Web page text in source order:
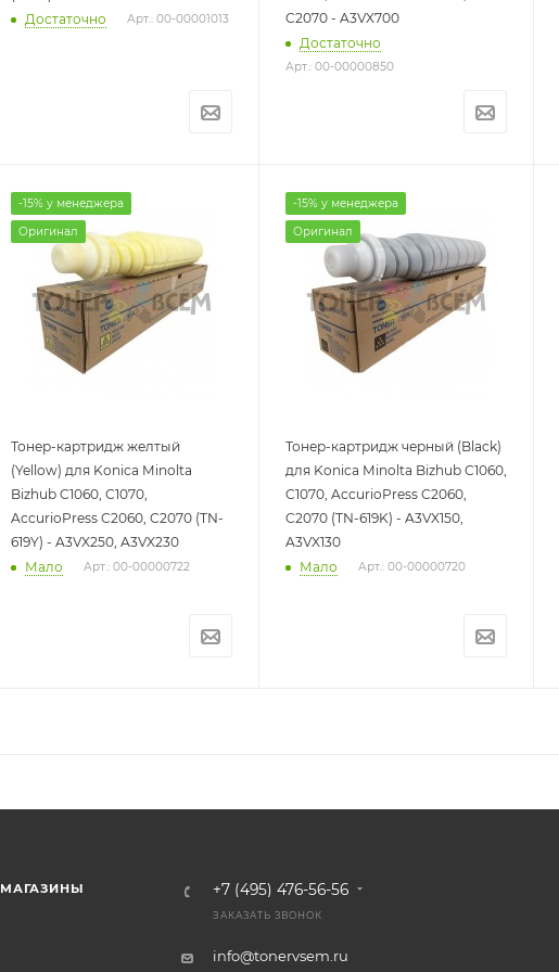
Достаточно
Арт.: 00-00001013
C2070 - A3VX700
Достаточно
Арт.: 00-00000850
-15% у менеджера
Оригинал
Тонер-картридж желтый
(Yellow) для Konica Minolta
Bizhub C1060, C1070,
AccurioPress C2060, C2070 (TN-
619Y) - A3VX250, A3VX230
Мало
Арт.: 00-00000722
-15% у менеджера
Оригинал
Тонер-картридж черный (Black)
для Konica Minolta Bizhub C1060,
C1070, AccurioPress C2060,
C2070 (TN-619K) - A3VX150,
A3VX130
Мало
Арт.: 00-00000720
МАГАЗИНЫ +7 (495) 476-56-56
ЗАКАЗАТЬ ЗВОНОК
info@tonervsem.ru